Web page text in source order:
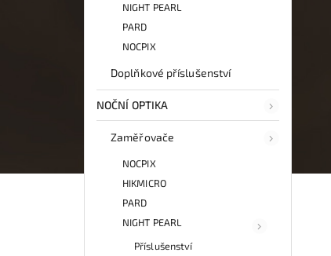
NIGHT PEARL
PARD
NOCPIX
Doplňkové příslušenství
NOČNÍ OPTIKA
Zaměřovače
NOCPIX
HIKMICRO
PARD
NIGHT PEARL
Příslušenství